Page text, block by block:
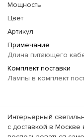
Мощность
Цвет
Артикул
Примечание
Длина питающего
Комплект поставки
Лампы в комплект
Интерьерный
с доставкой в Москве